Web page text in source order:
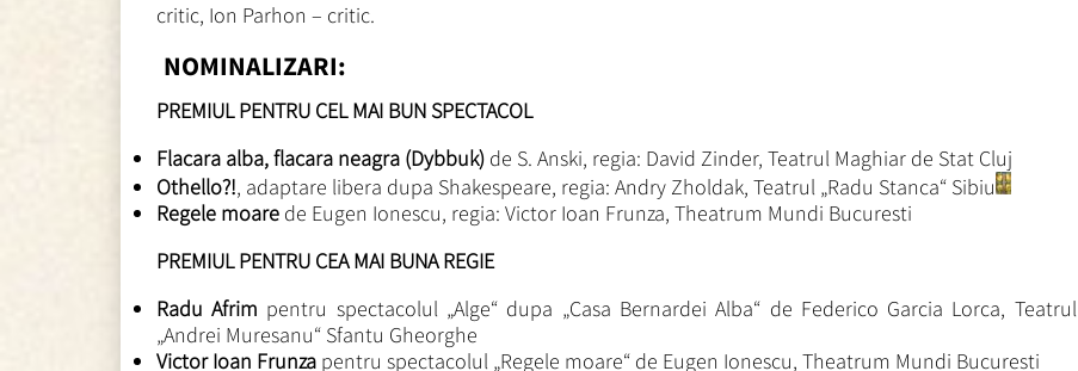
critic, Ion Parhon – critic.
NOMINALIZARI:
PREMIUL PENTRU CEL MAI BUN SPECTACOL
Flacara alba, flacara neagra (Dybbuk)de S. Anski, regia: David Zinder, Teatrul Maghiar de Stat Cluj
Othello?!, adaptare libera dupa Shakespeare, regia: Andry Zholdak, Teatrul „Radu Stanca“ Sibiu
Regele moarede Eugen Ionescu, regia: Victor Ioan Frunza, Theatrum Mundi Bucuresti
PREMIUL PENTRU CEA MAI BUNA REGIE
Radu Afrim pentru spectacolul „Alge“ dupa „Casa Bernardei Alba“ de Federico Garcia Lorca, Teatrul
„Andrei Muresanu“ Sfantu Gheorghe
Victor Ioan Frunzapentru spectacolul „Regele moare“ de Eugen Ionescu, Theatrum Mundi Bucuresti